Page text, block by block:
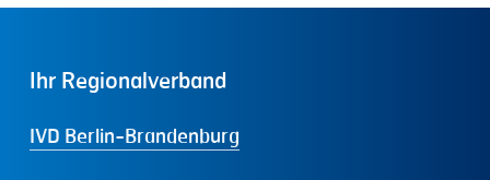
Ihr Regionalverband
IVD Berlin-Brandenburg